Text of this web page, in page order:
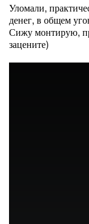
Уломали,
денег, в общем
Сижу монтирую,
зацените)